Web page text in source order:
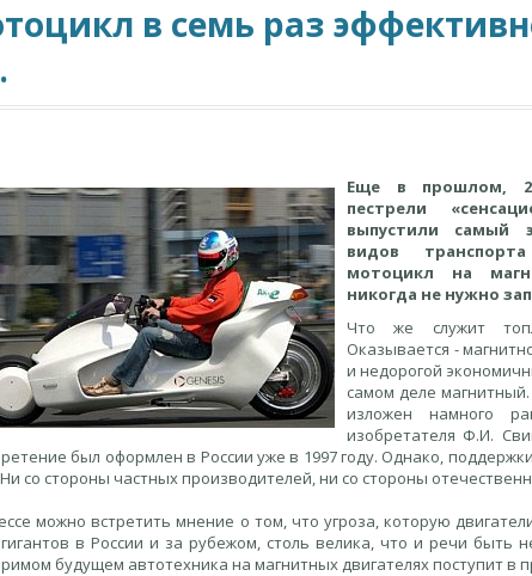
в семь раз
Еще в прошлом,
пестрели
выпустили самый
видов
мотоцикл на
никогда не нужно
Что же служит
Оказывается -
и недорогой
самом деле
изложен намного
изобретателя Ф.И.
был оформлен в России уже в 1997 году. Однако,
со стороны частных производителей, ни со стороны
можно встретить мнение о том, что угроза, которую
в России и за рубежом, столь велика, что и речи
будущем автотехника на магнитных двигателях поступит в